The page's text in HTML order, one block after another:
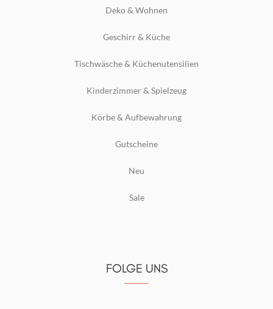
Deko & Wohnen
Geschirr & Küche
Tischwäsche & Küchenutensilien
Kinderzimmer & Spielzeug
Körbe & Aufbewahrung
Gutscheine
Neu
Sale
FOLGE UNS